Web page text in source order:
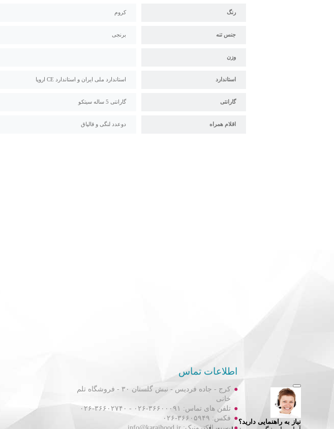
رنگ کروم
جنس تنه برنجی
وزن
استاندارد استاندارد ملی ایران و استاندارد CE اروپا
گارانتی گارانتی 5 ساله سیتکو
اقلام همراه دوعدد لنگی و قالپاق
اطلاعات تماس
کرج - جاده فردیس - نبش گلستان ۳۰ - فروشگاه تلم
خانی
تلفن های تماس: ۳۶۶۰۰۰۹۱-۰۲۶ - ۳۶۶۰۲۷۴۰-۰۲۶
فکس: ۳۶۶۰۵۹۴۹-۰۲۶